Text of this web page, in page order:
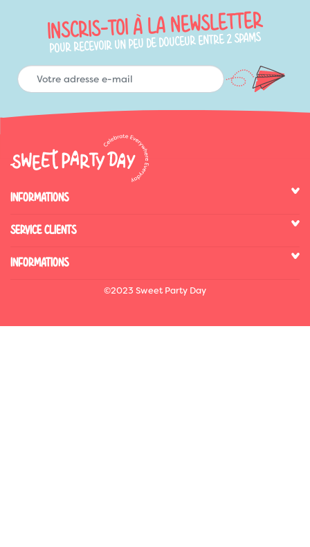
INSCRIS-TOI À LA NEWSLETTER
POUR RECEVOIR UN PEU DE DOUCEUR ENTRE 2 SPAMS
INFORMATIONS
SERVICE CLIENTS
INFORMATIONS
©2023 Sweet Party Day